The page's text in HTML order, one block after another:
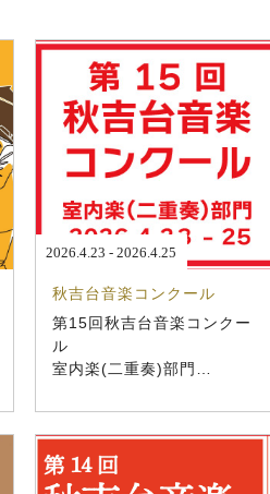
2026.4.23 - 2026.4.25
秋吉台音楽コンクール
第15回秋吉台音楽コンクー
ル
室内楽(二重奏)部門